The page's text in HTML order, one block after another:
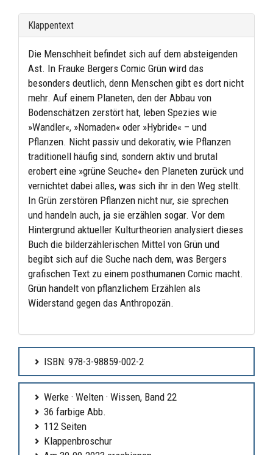
Klappentext
Die Menschheit befindet sich auf dem absteigenden
Ast. In Frauke Bergers Comic Grün wird das
besonders deutlich, denn Menschen gibt es dort nicht
mehr. Auf einem Planeten, den der Abbau von
Bodenschätzen zerstört hat, leben Spezies wie
»Wandler«, »Nomaden« oder »Hybride« – und
Pflanzen. Nicht passiv und dekorativ, wie Pflanzen
traditionell häufig sind, sondern aktiv und brutal
erobert eine »grüne Seuche« den Planeten zurück und
vernichtet dabei alles, was sich ihr in den Weg stellt.
In Grün zerstören Pflanzen nicht nur, sie sprechen
und handeln auch, ja sie erzählen sogar. Vor dem
Hintergrund aktueller Kulturtheorien analysiert dieses
Buch die bilderzählerischen Mittel von Grün und
begibt sich auf die Suche nach dem, was Bergers
grafischen Text zu einem posthumanen Comic macht.
Grün handelt von pflanzlichem Erzählen als
Widerstand gegen das Anthropozän.
ISBN: 978-3-98859-002-2
Werke · Welten · Wissen, Band 22
36 farbige Abb.
112 Seiten
Klappenbroschur